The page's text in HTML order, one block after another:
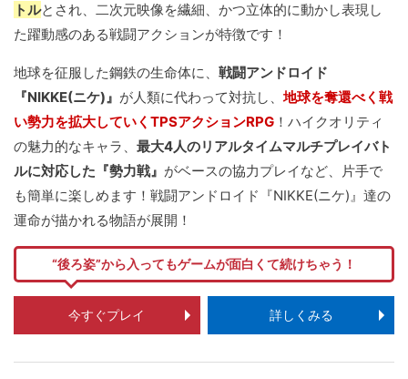
トルとされ、二次元映像を繊細、かつ立体的に動かし表現し
た躍動感のある戦闘アクションが特徴です！
地球を征服した鋼鉄の生命体に、 戦闘アンドロイド
『NIKKE(ニケ)』 が人類に代わって対抗し、地球を奪還べく戦
い勢力を拡大していくTPSアクションRPG ！ハイクオリティ
の魅力的なキャラ、 最大4人のリアルタイムマルチプレイバト
ルに対応した『勢力戦』 がベースの協力プレイなど、片手で
も簡単に楽しめます！戦闘アンドロイド『NIKKE(ニケ)』達の
運命が描かれる物語が展開！
“後ろ姿”から入ってもゲームが面白くて続けちゃう！
今すぐプレイ 詳しくみる